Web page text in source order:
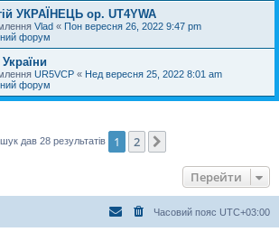
УКРАЇНЕЦЬ op. UT4YWA
Vlad « Пон вересня 26, 2022 9:47 pm
форум
UR5VCP « Нед вересня 25, 2022 8:01 am
форум
дав 28 результатів 1 2
Перейти
Часовий пояс UTC+03:00